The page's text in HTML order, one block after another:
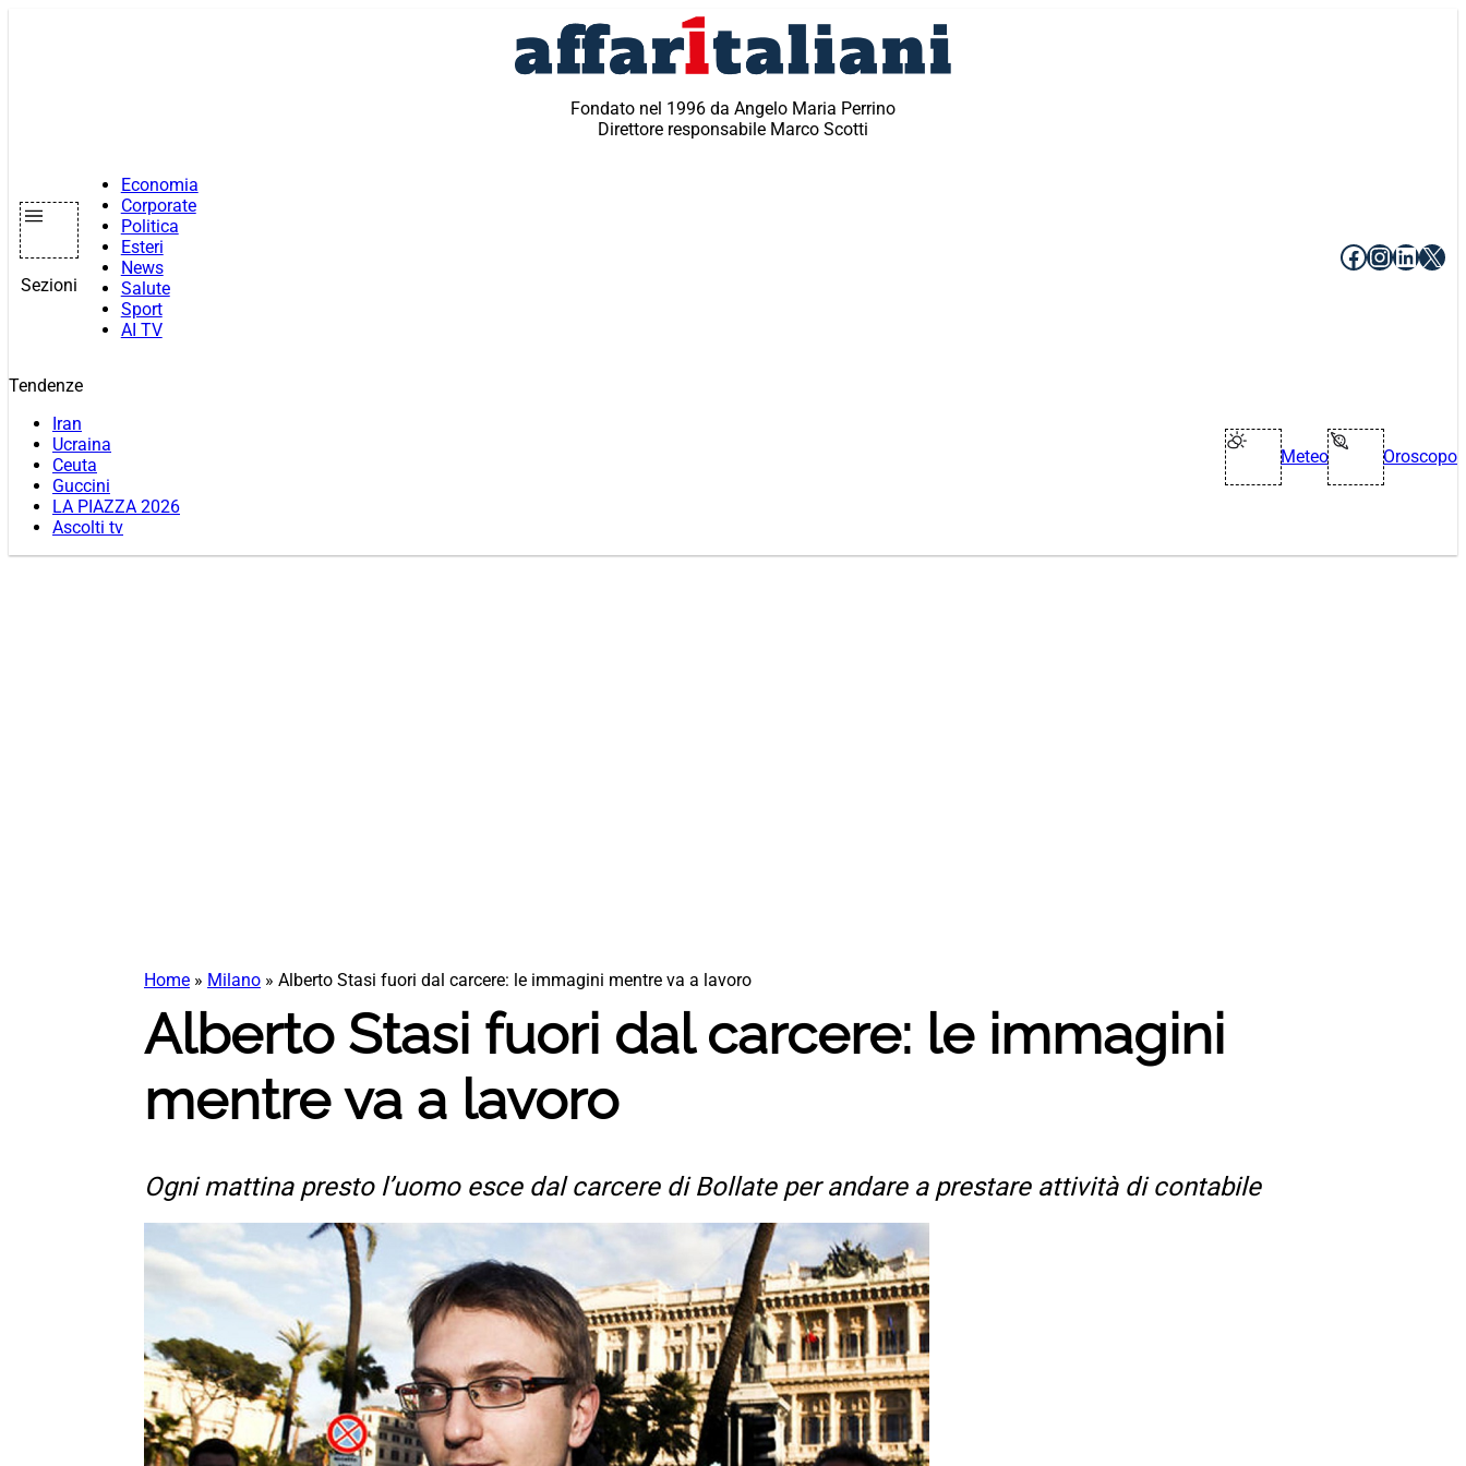
Fondato nel 1996 da Angelo Maria Perrino
Direttore responsabile Marco Scotti
Sezioni
Economia
Corporate
Politica
Esteri
News
Salute
Sport
AI TV
Facebook
X
Tendenze
Iran
Ucraina
Ceuta
Guccini
LA PIAZZA 2026
Ascolti tv
Meteo Oroscopo
Home » Milano » Alberto Stasi fuori dal carcere: le immagini mentre va a lavoro
Alberto Stasi fuori dal carcere: le immagini
mentre va a lavoro
Ogni mattina presto l’uomo esce dal carcere di Bollate per andare a prestare attività di contabile